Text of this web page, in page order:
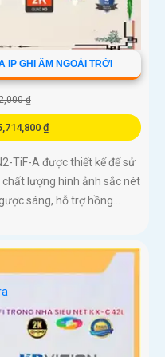
IP GHI ÂM NGOÀI TRỜI
₫
₫
TiF-A được thiết kế để sử
lượng hình ảnh sắc nét
sáng, hỗ trợ hồng...